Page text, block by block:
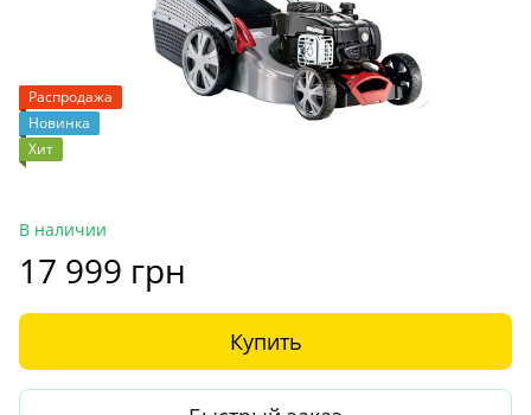
Распродажа
Новинка
Хит
В наличии
17 999 грн
Купить